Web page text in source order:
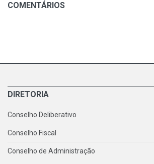
COMENTÁRIOS
DIRETORIA
Conselho Deliberativo
Conselho Fiscal
Conselho de Administração